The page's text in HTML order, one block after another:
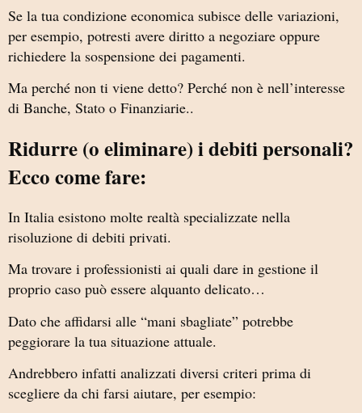
Se la tua condizione economica subisce delle variazioni,
per esempio, potresti avere diritto a negoziare oppure
richiedere la sospensione dei pagamenti.
Ma perché non ti viene detto? Perché non è nell’interesse
di Banche, Stato o Finanziarie..
Ridurre (o eliminare) i debiti personali?
Ecco come fare:
In Italia esistono molte realtà specializzate nella
risoluzione di debiti privati.
Ma trovare i professionisti ai quali dare in gestione il
proprio caso può essere alquanto delicato…
Dato che affidarsi alle “mani sbagliate” potrebbe
peggiorare la tua situazione attuale.
Andrebbero infatti analizzati diversi criteri prima di
scegliere da chi farsi aiutare, per esempio: